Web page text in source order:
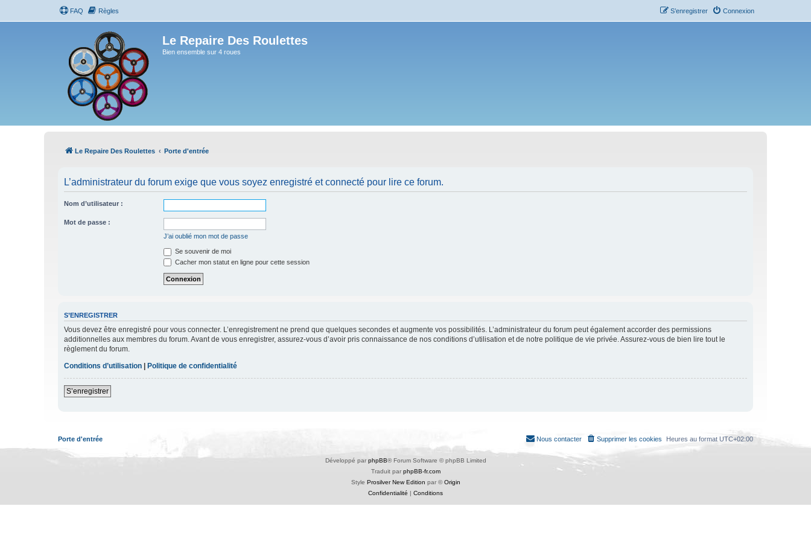
FAQ Règles Connexion
S’enregistrer
Le Repaire Des Roulettes
Bien ensemble sur 4 roues
Le Repaire Des Roulettes Porte d'entrée
L’administrateur du forum exige que vous soyez enregistré et connecté pour lire ce forum.
Nom d’utilisateur :
Mot de passe :
J’ai oublié mon mot de passe
Se souvenir de moi
Cacher mon statut en ligne pour cette session
S’ENREGISTRER
Vous devez être enregistré pour vous connecter. L’enregistrement ne prend que quelques secondes et augmente vos possibilités. L’administrateur du forum peut également accorder des permissions
additionnelles aux membres du forum. Avant de vous enregistrer, assurez-vous d’avoir pris connaissance de nos conditions d’utilisation et de notre politique de vie privée. Assurez-vous de bien lire tout le
règlement du forum.
Conditions d’utilisation | Politique de confidentialité
S’enregistrer
Porte d'entrée Heures au format UTC+02:00
Supprimer les cookies
Nous contacter
Développé par phpBB® Forum Software © phpBB Limited
Traduit par phpBB-fr.com
Style Prosilver New Edition par ©Origin
Confidentialité | Conditions